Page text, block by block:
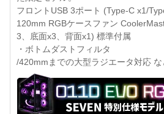
フロントUSB 3ポート (Type-C x1/
120mm RGBケースファン
3、底面x3、背面x1) 標準付属
・ボトムダストフィルタ
/420mmまでの大型ラジエータ対応 な